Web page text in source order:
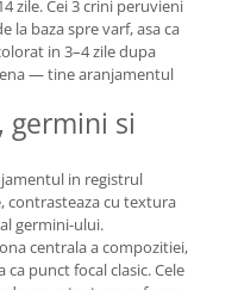
zile. Cei 3 crini peruvieni
la baza spre varf, asa ca
in 3–4 zile dupa
— tine aranjamentul
germini si
in registrul
contrasteaza cu textura
germini-ului.
centrala a compozitiei,
punct focal clasic. Cele